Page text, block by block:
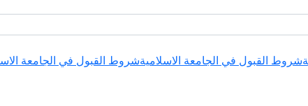
شروط القبول في الجامعة الاسلاميةشروط القبول في الجامعة